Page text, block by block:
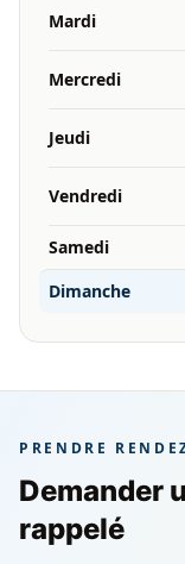
Mardi
Mercredi
Jeudi
Vendredi
Samedi
Dimanche
PRENDRE
Demander
rappelé